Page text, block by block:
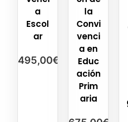
a
Escol
ar
495,00€
la
Convi
venci
a en
Educ
ación
Prim
aria